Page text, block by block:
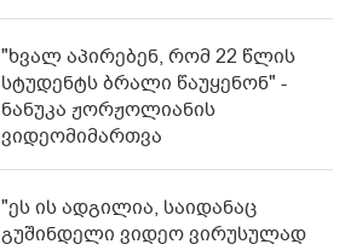
"ხვალ აპირებენ, რომ 22 წლის
სტუდენტს ბრალი წაუყენონ" -
ნანუკა ჟორჟოლიანის
ვიდეომიმართვა
"ეს ის ადგილია, საიდანაც
გუშინდელი ვიდეო ვირუსულად